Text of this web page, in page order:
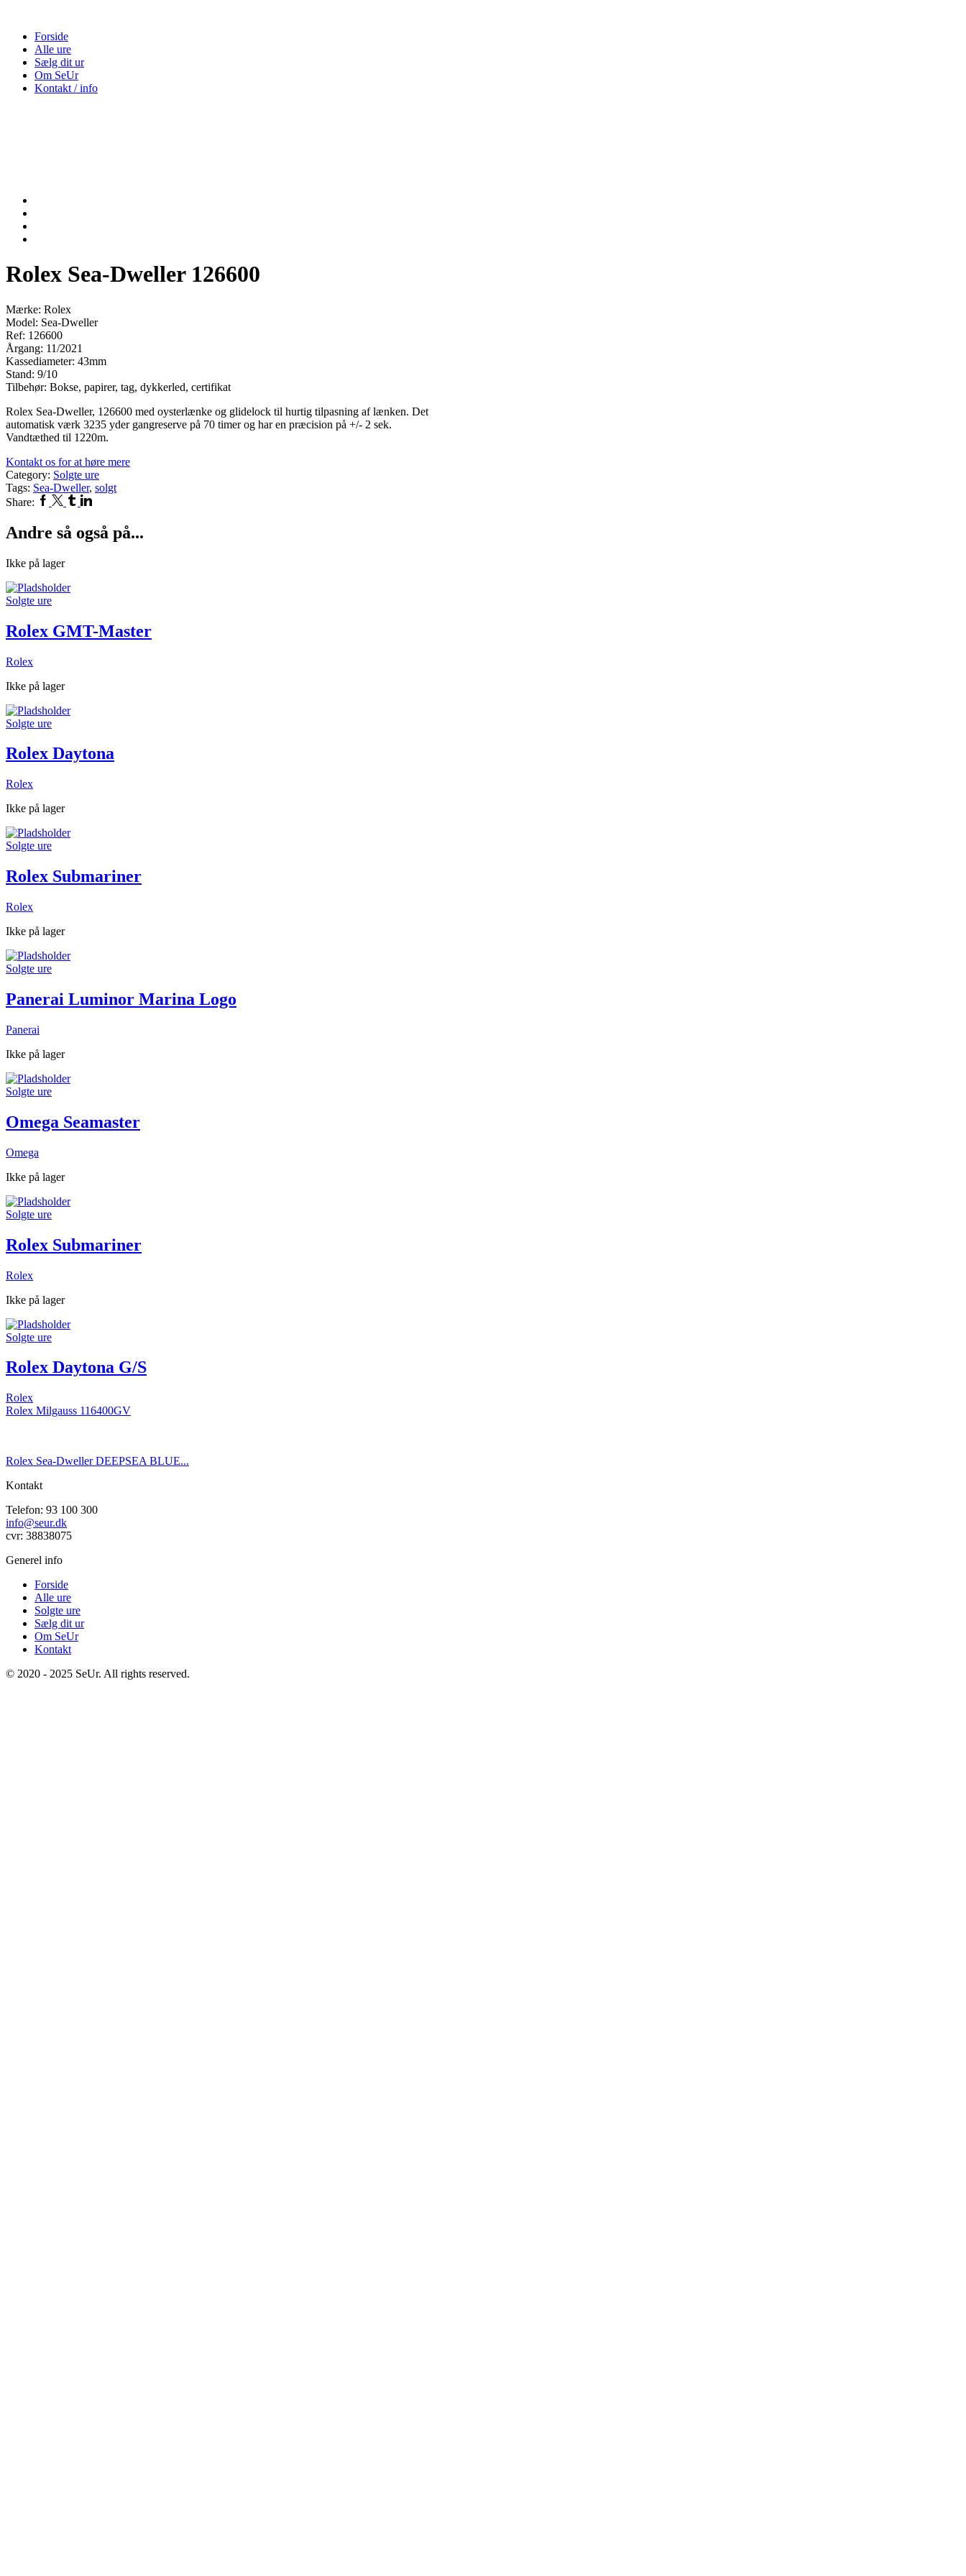
Forside
Alle ure
Sælg dit ur
Om SeUr
Kontakt / info
Rolex Sea-Dweller 126600
Mærke: Rolex
Model: Sea-Dweller
Ref: 126600
Årgang: 11/2021
Kassediameter: 43mm
Stand: 9/10
Tilbehør: Bokse, papirer, tag, dykkerled, certifikat
Rolex Sea-Dweller, 126600 med oysterlænke og glidelock til hurtig tilpasning af lænken. Det
automatisk værk 3235 yder gangreserve på 70 timer og har en præcision på +/- 2 sek.
Vandtæthed til 1220m.
Kontakt os for at høre mere
Category: Solgte ure
Tags: Sea-Dweller, solgt
Share: Facebook
Twitter
TumblrLinkedin
Andre så også på...
Ikke på lager
Solgte ure
Rolex GMT-Master
Rolex
Ikke på lager
Solgte ure
Rolex Daytona
Rolex
Ikke på lager
Solgte ure
Rolex Submariner
Rolex
Ikke på lager
Solgte ure
Panerai Luminor Marina Logo
Panerai
Ikke på lager
Solgte ure
Omega Seamaster
Omega
Ikke på lager
Solgte ure
Rolex Submariner
Rolex
Ikke på lager
Solgte ure
Rolex Daytona G/S
Rolex
Rolex Milgauss 116400GV
Rolex Sea-Dweller DEEPSEA BLUE...
Kontakt
Telefon: 93 100 300
info@seur.dk
cvr: 38838075
Generel info
Forside
Alle ure
Solgte ure
Sælg dit ur
Om SeUr
Kontakt
© 2020 - 2025 SeUr. All rights reserved.